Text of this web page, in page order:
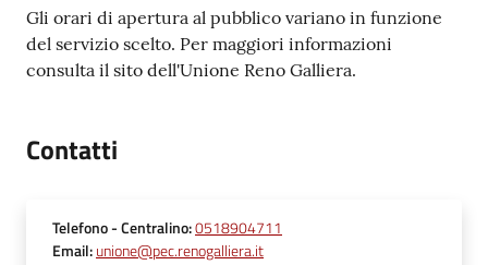
Gli orari di apertura al pubblico variano in funzione
del servizio scelto. Per maggiori informazioni
consulta il sito dell'Unione Reno Galliera.
Contatti
Telefono- Centralino:0518904711
Email:unione@pec.renogalliera.it